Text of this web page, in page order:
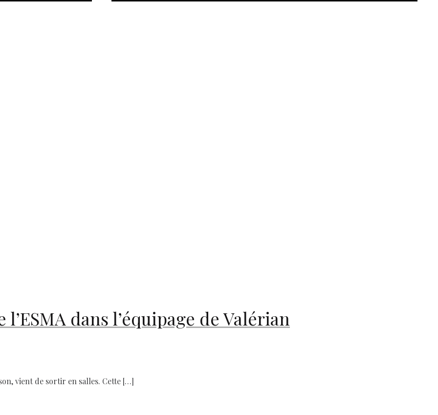
l’ESMA dans l’équipage de Valérian
vient de sortir en salles. Cette […]